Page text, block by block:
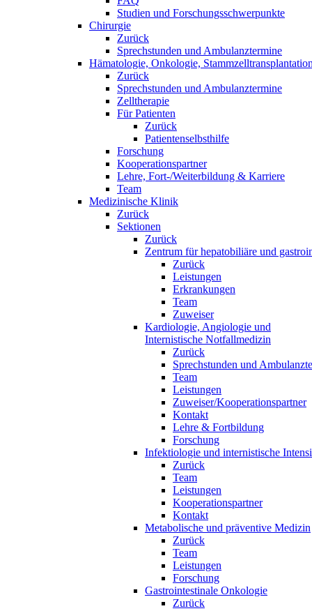
Studien und Forschungsschwerpunkte
Chirurgie
Zurück
Sprechstunden und Ambulanztermine
Hämatologie, Onkologie,
Zurück
Sprechstunden und Ambulanztermine
Zelltherapie
Für Patienten
Zurück
Patientenselbsthilfe
Forschung
Kooperationspartner
Lehre, Fort-/Weiterbildung & Karriere
Team
Medizinische Klinik
Zurück
Sektionen
Zurück
Zentrum für hepatobiliäre und
Zurück
Leistungen
Erkrankungen
Team
Zuweiser
Kardiologie, Angiologie und
Internistische Notfallmedizin
Zurück
Sprechstunden und
Team
Leistungen
Zuweiser/Kooperationspartner
Kontakt
Lehre & Fortbildung
Forschung
Infektiologie und internistische
Zurück
Team
Leistungen
Kooperationspartner
Kontakt
Metabolische und präventive Medizin
Zurück
Team
Leistungen
Forschung
Gastrointestinale Onkologie
Zurück